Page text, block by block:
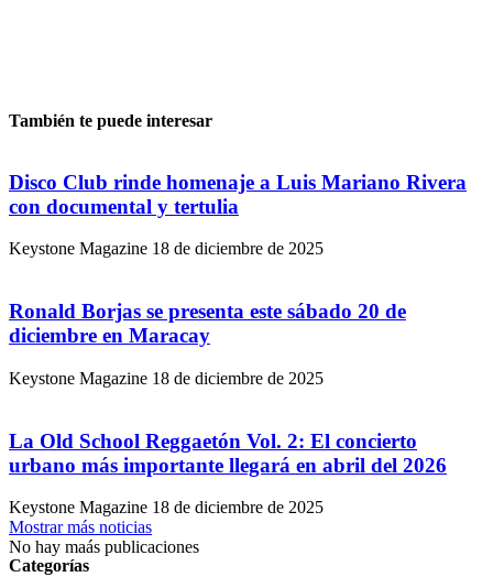
También te puede interesar
Disco Club rinde homenaje a Luis Mariano Rivera
con documental y tertulia
Keystone Magazine 18 de diciembre de 2025
Ronald Borjas se presenta este sábado 20 de
diciembre en Maracay
Keystone Magazine 18 de diciembre de 2025
La Old School Reggaetón Vol. 2: El concierto
urbano más importante llegará en abril del 2026
Keystone Magazine 18 de diciembre de 2025
Mostrar más noticias
No hay maás publicaciones
Categorías